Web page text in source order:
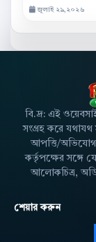
জুলাই ২৯,২০২৬
বি.দ্র: এই
সংগ্রহ করে
আপত্তি/অভিযোগ
কর্তৃপক্ষের সঙ্গে
আলোকচিত্র,
শেয়ার করুন